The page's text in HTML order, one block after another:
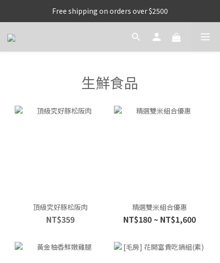
Free shipping on orders over $2500
生鮮食品
頂級究好豚松阪肉
NT$359
精選雙米組合優惠
NT$180 ~ NT$1,600